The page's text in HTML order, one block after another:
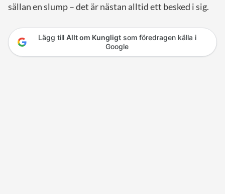
sällan en slump – det är nästan alltid ett besked i sig.
Lägg till Allt om Kungligtsom föredragen källa i
Google